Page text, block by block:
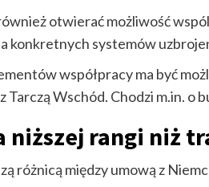
otwierać możliwość
konkretnych systemów
współpracy ma być
Tarczą Wschód. Chodzi m.in.
niższej rangi niż
różnicą między umową z